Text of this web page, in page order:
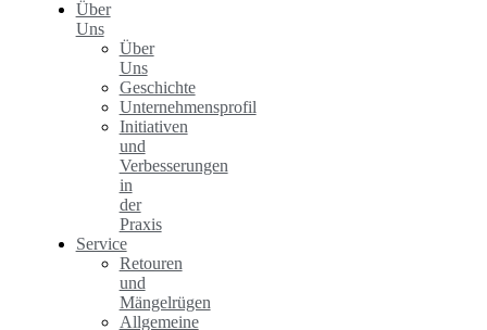
Über
Uns
Über
Uns
Geschichte
Unternehmensprofil
Initiativen
und
Verbesserungen
in
der
Praxis
Service
Retouren
und
Mängelrügen
Allgemeine